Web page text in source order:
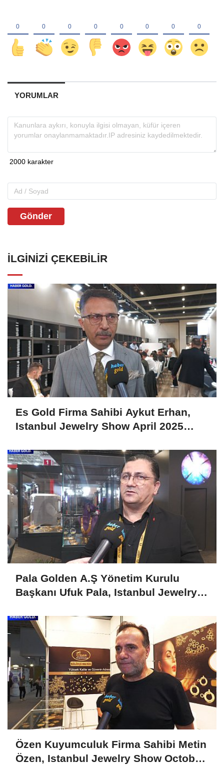
YORUMLAR
Gönder
İLGINIZI ÇEKEBILIR
Es Gold Firma Sahibi Aykut Erhan,
Istanbul Jewelry Show April 2025
Pala Golden A.Ş Yönetim Kurulu
Başkanı Ufuk Pala, Istanbul Jewelry
Özen Kuyumculuk Firma Sahibi Metin
Özen, Istanbul Jewelry Show October